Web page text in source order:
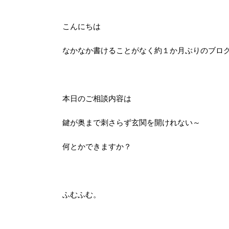
こんにちは
なかなか書けることがなく約１か月ぶりのブロ
本日のご相談内容は
鍵が奥まで刺さらず玄関を開けれない～
何とかできますか？
ふむふむ。